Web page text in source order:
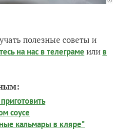
полезные советы и
на нас в телеграме или в
соусе
кальмары в кляре"